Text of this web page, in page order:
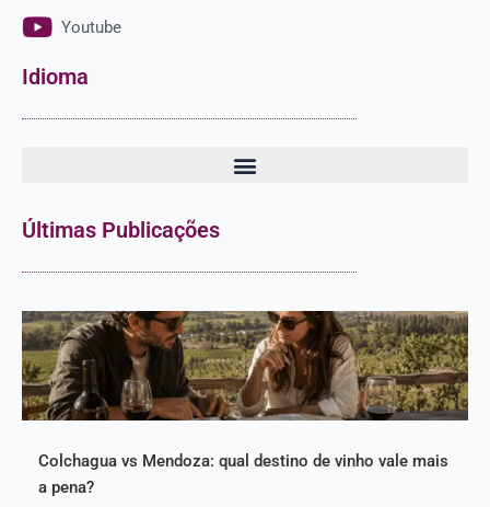
Youtube
Idioma
Últimas Publicações
Colchagua vs Mendoza: qual destino de vinho vale mais
a pena?